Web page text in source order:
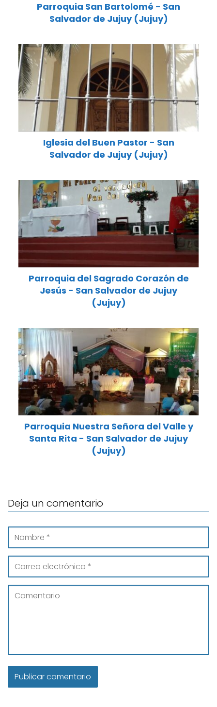
Parroquia San Bartolomé - San
Salvador de Jujuy (Jujuy)
Iglesia del Buen Pastor - San
Salvador de Jujuy (Jujuy)
Parroquia del Sagrado Corazón de
Jesús - San Salvador de Jujuy
(Jujuy)
Parroquia Nuestra Señora del Valle y
Santa Rita - San Salvador de Jujuy
(Jujuy)
Deja un comentario